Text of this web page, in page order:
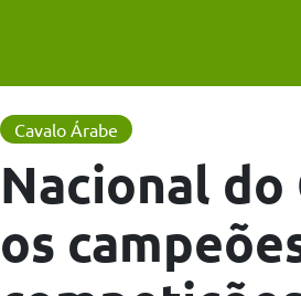
Cavalo Árabe
Nacional
os